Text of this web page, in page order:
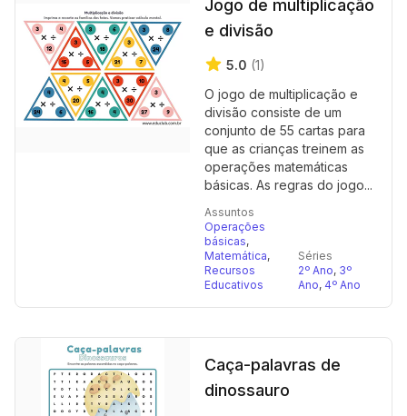
Jogo de multiplicação
e divisão
5.0 (1)
O jogo de multiplicação e
divisão consiste de um
conjunto de 55 cartas para
que as crianças treinem as
operações matemáticas
básicas. As regras do jogo...
Assuntos
Operações
básicas,
Matemática,
Recursos
Educativos
Séries
2º Ano, 3º
Ano, 4º Ano
Caça-palavras de
dinossauro